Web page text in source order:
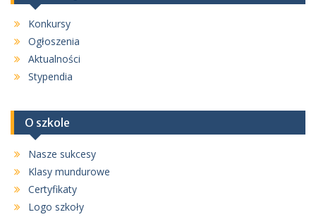
Konkursy
Ogłoszenia
Aktualności
Stypendia
O szkole
Nasze sukcesy
Klasy mundurowe
Certyfikaty
Logo szkoły